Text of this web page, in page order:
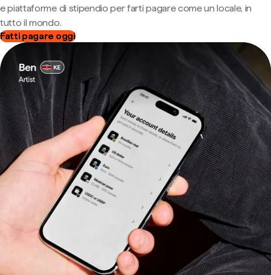
e piattaforme di stipendio per farti pagare come un locale, in
tutto il mondo.
Fatti pagare oggi